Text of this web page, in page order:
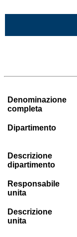
Denominazione
completa
Dipartimento
Descrizione
dipartimento
Responsabile
unita
Descrizione
unita